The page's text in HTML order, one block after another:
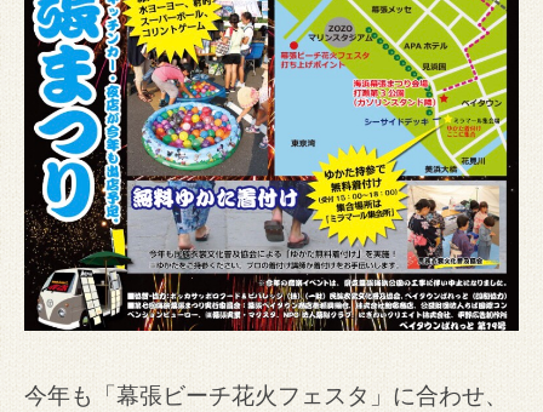
今年も「幕張ビーチ花火フェスタ」に合わせ、